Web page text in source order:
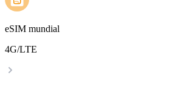
eSIM mundial
4G/LTE